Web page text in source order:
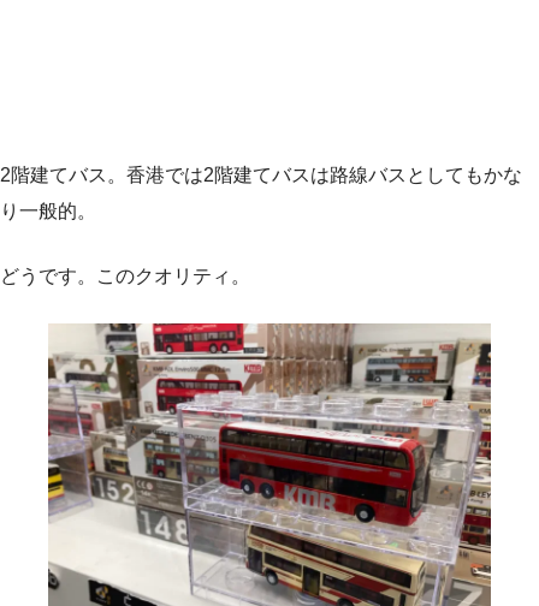
2階建てバス。香港では2階建てバスは路線バスとしてもかな
り一般的。
どうです。このクオリティ。